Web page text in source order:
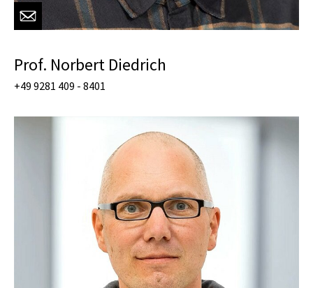
Prof. Norbert Diedrich
+49 9281 409 - 8401